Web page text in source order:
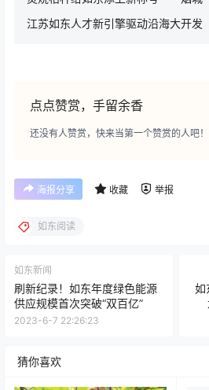
江苏如东人才新引擎驱动沿海大开发
点点赞赏，手留余香
还没有人赞赏，快来当第一个赞赏的人吧！
海报分享 收藏 举报
如东阅读
如东新闻
刷新纪录！如东年度绿色能源
供应规模首次突破“双百亿”
2023-6-7 22:26:23
如
猜你喜欢